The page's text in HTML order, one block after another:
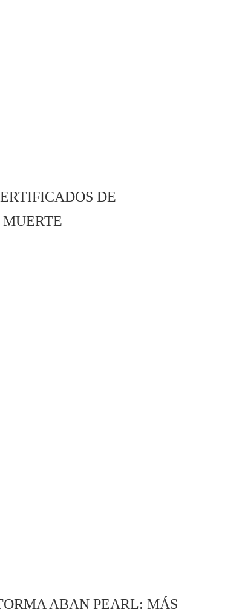
DE
ABAN PEARL: MÁS